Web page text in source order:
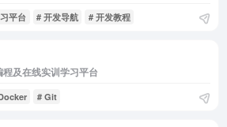
平台 # 开发导航 # 开发教程
及在线实训学习平台
# Git